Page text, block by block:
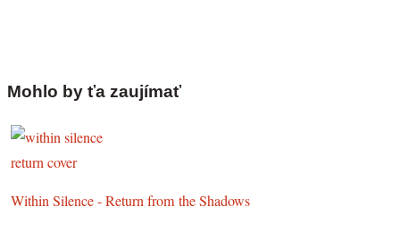
Mohlo by ťa zaujímať
Within Silence - Return from the Shadows